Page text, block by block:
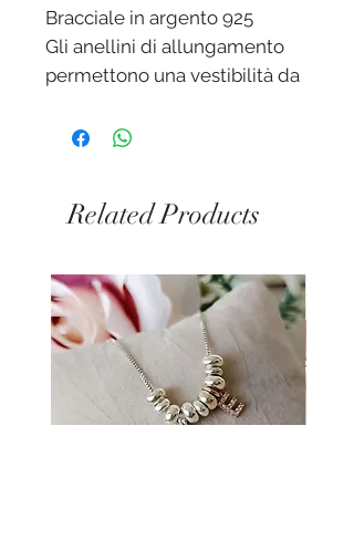
Bracciale in argento 925
Gli anellini di allungamento
permettono una vestibilità da
Chiusura a moschettone.
Related Products